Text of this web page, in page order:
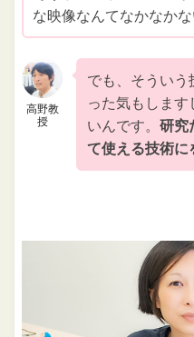
な映像なんてなかなかな
高野教
授
でも、そういう
った気もします
いんです。研究
て使える技術に